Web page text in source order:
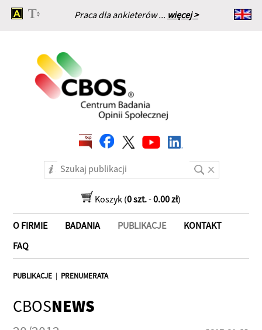
Praca dla ankieterów ... więcej >
Strona główna
Koszyk (0 szt.-0.00 zł)
O FIRMIE BADANIA PUBLIKACJE
KONTAKT
FAQ
PUBLIKACJE | PRENUMERATA
CBOSNEWS